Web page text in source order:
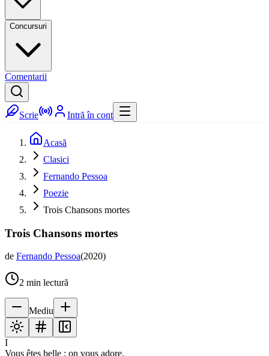
Concursuri
Comentarii
Scrie Intră în cont
Acasă
Clasici
Fernando Pessoa
Poezie
Trois Chansons mortes
Trois Chansons mortes
de Fernando Pessoa(2020)
2 min lectură
Mediu
I
Vous êtes belle : on vous adore.